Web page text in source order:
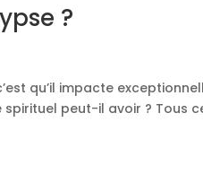
?
qu’il impacte
peut-il avoir ? Tous